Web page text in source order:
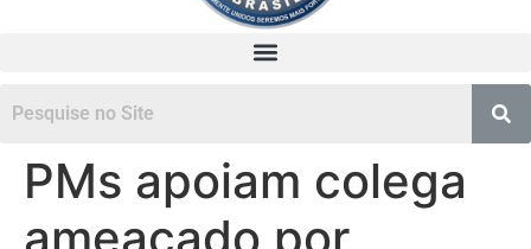
PMs apoiam colega
ameaçado por